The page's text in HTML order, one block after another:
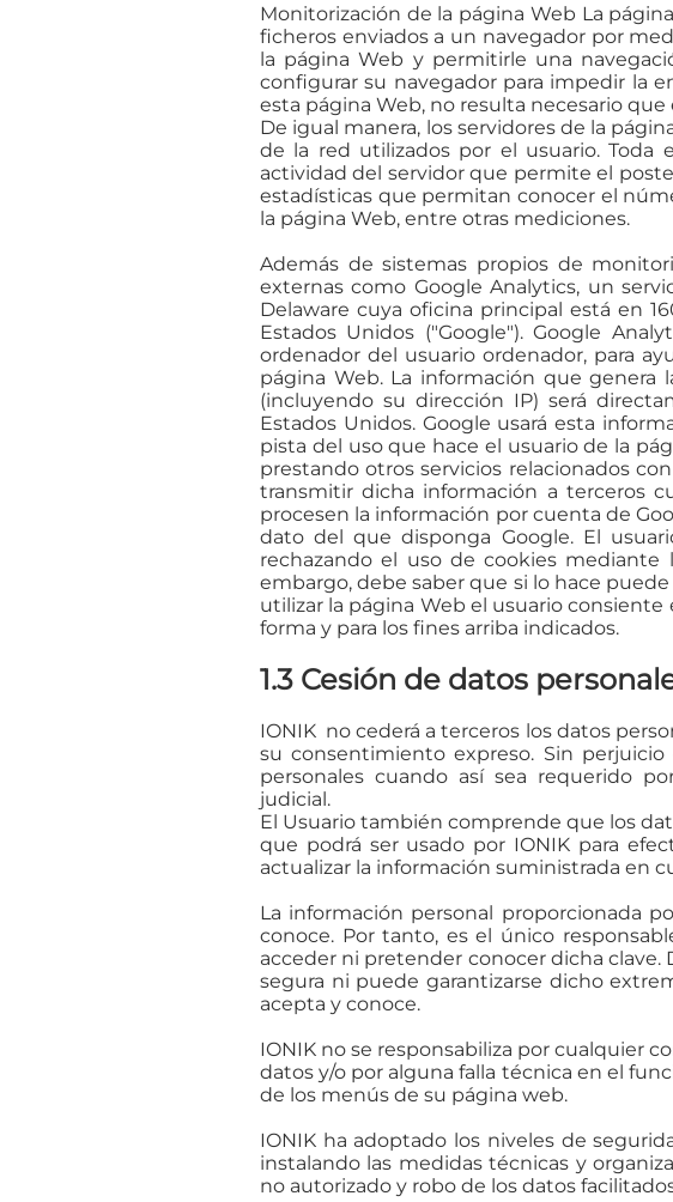
Monitorización de la página Web La
ficheros enviados a un navegador por
la página Web y permitirle una
configurar su navegador para impedir la
esta página Web, no resulta necesario
De igual manera, los servidores de la
de la red utilizados por el usuario.
actividad del servidor que permite el
estadísticas que permitan conocer el
la página Web, entre otras mediciones.
Además de sistemas propios de
externas como Google Analytics, un
Delaware cuya oficina principal está en
Estados Unidos ("Google"). Google
ordenador del usuario ordenador, para
página Web. La información que
(incluyendo su dirección IP) será
Estados Unidos. Google usará esta
pista del uso que hace el usuario de la
prestando otros servicios relacionados
transmitir dicha información a terceros
procesen la información por cuenta de
dato del que disponga Google. El
rechazando el uso de cookies mediante
embargo, debe saber que si lo hace
utilizar la página Web el usuario
forma y para los fines arriba indicados.
1.3 Cesión de datos
IONIK no cederá a terceros los datos
su consentimiento expreso. Sin
personales cuando así sea requerido
judicial.
El Usuario también comprende que los
que podrá ser usado por IONIK para
actualizar la información suministrada en
La información personal proporcionada
conoce. Por tanto, es el único
acceder ni pretender conocer dicha
segura ni puede garantizarse dicho
acepta y conoce.
IONIK no se responsabiliza por cualquier
datos y/o por alguna falla técnica en el
de los menús de su página web.
IONIK ha adoptado los niveles de
instalando las medidas técnicas y
no autorizado y robo de los datos